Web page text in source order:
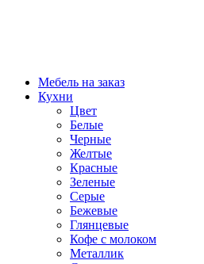
Мебель на заказ
Кухни
Цвет
Белые
Черные
Желтые
Красные
Зеленые
Серые
Бежевые
Глянцевые
Кофе с молоком
Металлик